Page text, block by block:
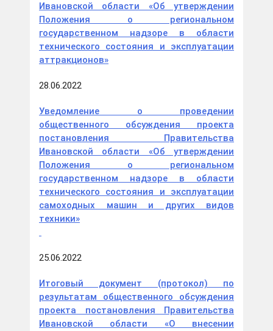
Ивановской области «Об утверждении
Положения о региональном
государственном надзоре в области
технического состояния и эксплуатации
аттракционов»
28.06.2022
Уведомление о проведении
общественного обсуждения проекта
постановления Правительства
Ивановской области «Об утверждении
Положения о региональном
государственном надзоре в области
технического состояния и эксплуатации
самоходных машин и других видов
техники»
25.06.2022
Итоговый документ (протокол) по
результатам общественного обсуждения
проекта постановления Правительства
Ивановской области «О внесении